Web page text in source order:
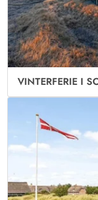
VINTERFERIE I